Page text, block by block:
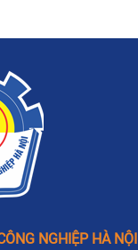
NGHIỆP HÀ NỘI